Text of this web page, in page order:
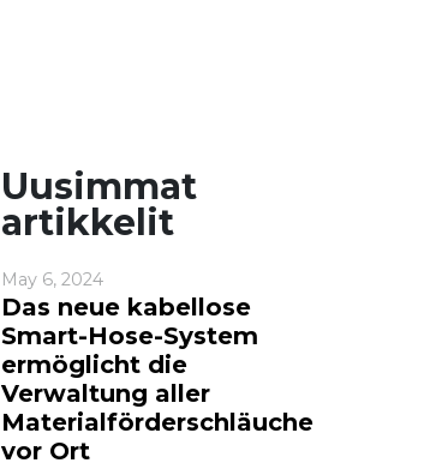
Uusimmat
artikkelit
May 6, 2024
Das neue kabellose
Smart-Hose-System
ermöglicht die
Verwaltung aller
Materialförderschläuche
vor Ort